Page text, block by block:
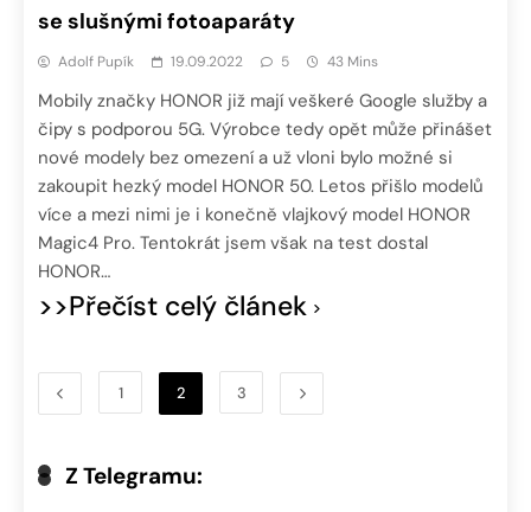
se slušnými fotoaparáty
Adolf Pupík 19.09.2022 5 43 Mins
Mobily značky HONOR již mají veškeré Google služby a
čipy s podporou 5G. Výrobce tedy opět může přinášet
nové modely bez omezení a už vloni bylo možné si
zakoupit hezký model HONOR 50. Letos přišlo modelů
více a mezi nimi je i konečně vlajkový model HONOR
Magic4 Pro. Tentokrát jsem však na test dostal
HONOR…
>>Přečíst celý článek
1 2 3
Z Telegramu: